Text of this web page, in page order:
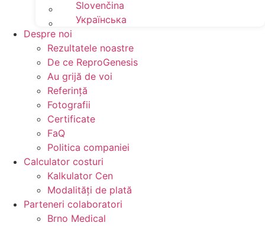
Slovenčina
Українська
Despre noi
Rezultatele noastre
De ce ReproGenesis
Au grijă de voi
Referinţă
Fotografii
Certificate
FaQ
Politica companiei
Calculator costuri
Kalkulator Cen
Modalităţi de plată
Parteneri colaboratori
Brno Medical